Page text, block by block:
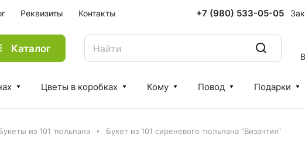
Реквизиты Контакты +7 (980) 533-05-05
Каталог
Цветы в коробках Кому Повод Подарки
из 101 тюльпана Букет из 101 сиреневого тюльпана "Византия"